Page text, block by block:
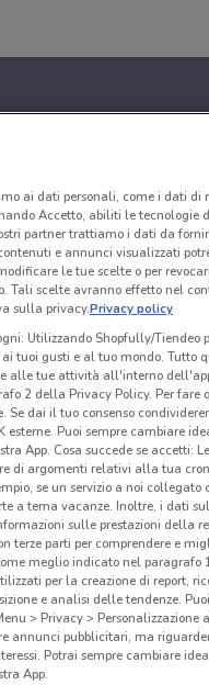
ai dati personali, come i dati di
Accetto, abiliti le tecnologie
partner trattiamo i dati da
e annunci visualizzati
le tue scelte o per
scelte avranno effetto nel
sulla privacy.Privacy policy
Utilizzando Shopfully/Tiendeo
tuoi gusti e al tuo mondo. Tutto
alle tue attività all'interno
2 della Privacy Policy. Per fare
dai il tuo consenso
Puoi sempre cambiare
App. Cosa succede se accetti:
di argomenti relativi alla tua
se un servizio a noi
a tema vacanze. Inoltre, i dati
sulle prestazioni della
terze parti per comprendere e
meglio indicato nel paragrafo
per la creazione di report,
e analisi delle tendenze.
> Privacy >
annunci pubblicitari, ma
Potrai sempre cambiare
App.